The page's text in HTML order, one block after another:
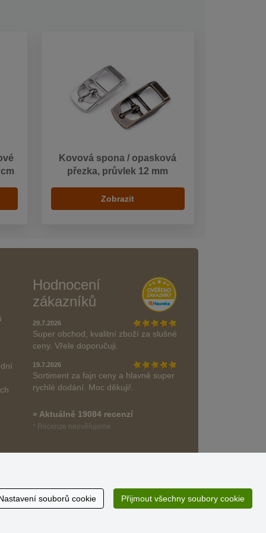
Kovová spona / opasková
přezka, průvlek 12 mm
Zobrazit
Hodnocení
zákazníků
29.7.2026
Super obchod, kvalitní zboží za slušné
ceny. Vřele doporučuji.
19.7.2026
Sortiment za fajn ceny a hlavně super
rychlé dodání. Moc děkuji!.
» Aktuálně 19084 recenzí
* Recenze neověřujeme
souborů cookie Přijmout všechny soubory cookie